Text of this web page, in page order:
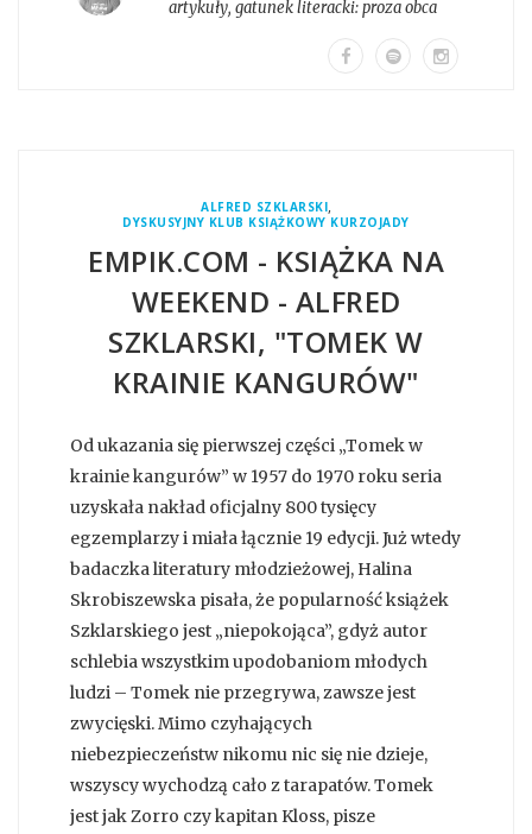
artykuły, gatunek literacki:proza obca
ALFRED SZKLARSKI,
DYSKUSYJNY KLUB KSIĄŻKOWY KURZOJADY
EMPIK.COM - KSIĄŻKA NA
WEEKEND - ALFRED
SZKLARSKI, "TOMEK W
KRAINIE KANGURÓW"
Od ukazania się pierwszej części „Tomek w
krainie kangurów” w 1957 do 1970 roku seria
uzyskała nakład oficjalny 800 tysięcy
egzemplarzy i miała łącznie 19 edycji. Już wtedy
badaczka literatury młodzieżowej, Halina
Skrobiszewska pisała, że popularność książek
Szklarskiego jest „niepokojąca”, gdyż autor
schlebia wszystkim upodobaniom młodych
ludzi – Tomek nie przegrywa, zawsze jest
zwycięski. Mimo czyhających
niebezpieczeństw nikomu nic się nie dzieje,
wszyscy wychodzą cało z tarapatów. Tomek
jest jak Zorro czy kapitan Kloss, pisze